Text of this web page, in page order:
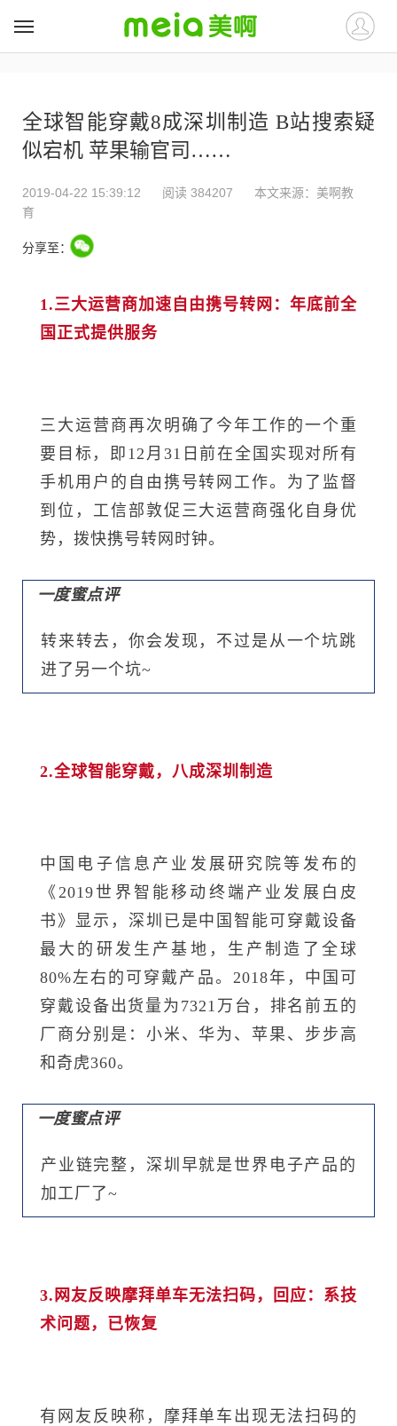
全球智能穿戴8成深圳制造 B站搜索疑
似宕机 苹果输官司……
2019-04-22 15:39:12 阅读 384207 本文来源： 美啊教
育
分享至：
1.三大运营商加速自由携号转网：年底前全
国正式提供服务
三大运营商再次明确了今年工作的一个重
要目标，即12月31日前在全国实现对所有
手机用户的自由携号转网工作。为了监督
到位，工信部敦促三大运营商强化自身优
势，拨快携号转网时钟。
一度蜜点评
转来转去，你会发现，不过是从一个坑跳
进了另一个坑~
2.全球智能穿戴，八成深圳制造
中国电子信息产业发展研究院等发布的
《2019世界智能移动终端产业发展白皮
书》显示，深圳已是中国智能可穿戴设备
最大的研发生产基地，生产制造了全球
80%左右的可穿戴产品。2018年，中国可
穿戴设备出货量为7321万台，排名前五的
厂商分别是：小米、华为、苹果、步步高
和奇虎360。
一度蜜点评
产业链完整，深圳早就是世界电子产品的
加工厂了~
3.网友反映摩拜单车无法扫码，回应：系技
术问题，已恢复
有网友反映称，摩拜单车出现无法扫码的